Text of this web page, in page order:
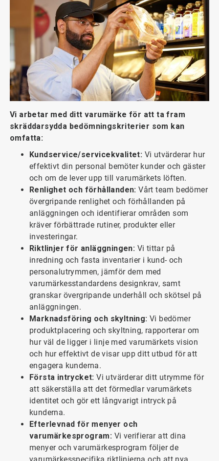
Vi arbetar med ditt varumärke för att ta fram
skräddarsydda bedömningskriterier som kan
omfatta:
Kundservice/servicekvalitet: Vi utvärderar hur
effektivt din personal bemöter kunder och gäster
och om de lever upp till varumärkets löften.
Renlighet och förhållanden:Vårt team bedömer
övergripande renlighet och förhållanden på
anläggningen och identifierar områden som
kräver förbättrade rutiner, produkter eller
investeringar.
Riktlinjer för anläggningen: Vi tittar på
inredning och fasta inventarier i kund- och
personalutrymmen, jämför dem med
varumärkesstandardens designkrav, samt
granskar övergripande underhåll och skötsel på
anläggningen.
Marknadsföring och skyltning: Vi bedömer
produktplacering och skyltning, rapporterar om
hur väl de ligger i linje med varumärkets vision
och hur effektivt de visar upp ditt utbud för att
engagera kunderna.
Första intrycket: Vi utvärderar ditt utrymme för
att säkerställa att det förmedlar varumärkets
identitet och gör ett långvarigt intryck på
kunderna.
Efterlevnad för menyer och
varumärkesprogram: Vi verifierar att dina
menyer och varumärkesprogram följer de